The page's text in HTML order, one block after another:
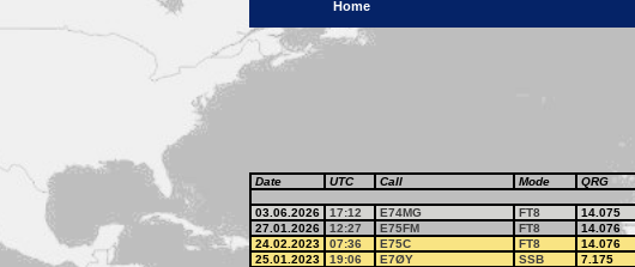
Home
Date UTC Call Mode QRG
03.06.2026 17:12 E74MG FT8 14.075
27.01.2026
12:27 E75FM FT8 14.076
24.02.2023
07:36 E75C FT8 14.076
25.01.2023
19:06 E7ØY SSB 7.175